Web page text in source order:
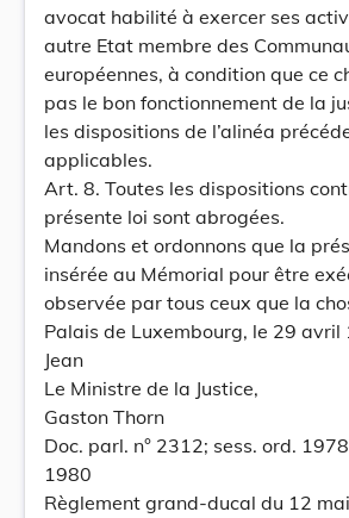
avocat habilité à exercer ses
autre Etat membre des
européennes, à condition que ce
pas le bon fonctionnement de la
les dispositions de l’alinéa
applicables.
Art. 8. Toutes les dispositions
présente loi sont abrogées.
Mandons et ordonnons que la
insérée au Mémorial pour être
observée par tous ceux que la
Palais de Luxembourg, le 29 avril
Jean
Le Ministre de la Justice,
Gaston Thorn
Doc. parl. n° 2312; sess. ord.
1980
Règlement grand-ducal du 12